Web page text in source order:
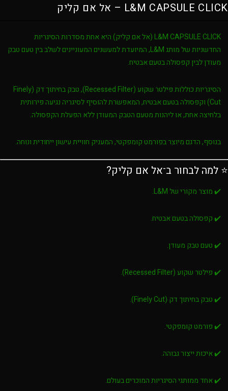
L&M CAPSULE CLICK – אל אם קליק
L&M CAPSULE CLICK (אל אם קליק)
היא אחת מסדרות הסיגריות
החדשניות של מותגL&M, המיועדת למעשנים המעוניינים לשלב בין טעם טבק
מעודן לבין קפסולה בטעם אבטיח.
הסיגריות כוללותפילטר שקוע (Recessed Filter) ,
טבק בחיתוך דק (Finely
Cut) וקפסולה בטעם אבטיח, המאפשרת להוסיף לסיגריה נגיעה פירותית
בלחיצה אחת, או ליהנות מטעם הטבק המעודן ללא הפעלת הקפסולה.
בנוסף, הדגם מיוצר בפורמט קומפקטי, המעניק חוויית עישון ייחודית ונוחה.
⭐ למה לבחור ב־אל אם קליק?
✔️ מוצר מקורי של L&M.
✔️ קפסולה בטעם אבטיח.
✔️ טעם טבק מעודן.
✔️ פילטר שקוע (Recessed Filter).
✔️ טבק בחיתוך דק (Finely Cut).
✔️ פורמט קומפקטי.
✔️ איכות ייצור גבוהה.
✔️ אחד ממותגי הסיגריות המוכרים בעולם.